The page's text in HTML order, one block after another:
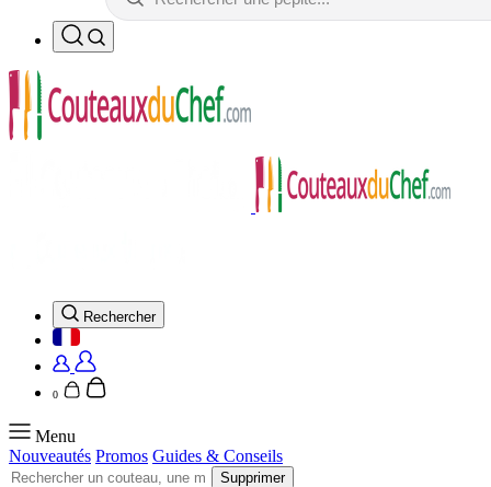
Rechercher
0
Menu
Nouveautés Promos Guides & Conseils
Supprimer